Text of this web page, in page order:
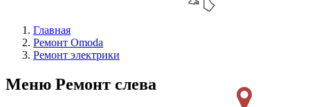
Главная
Ремонт Omoda
Ремонт электрики
Меню Ремонт слева